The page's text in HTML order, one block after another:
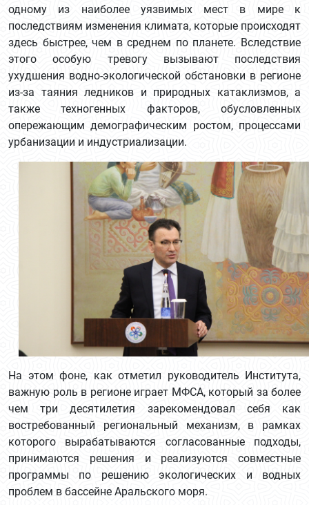
одному из наиболее уязвимых мест в мире к
последствиям изменения климата, которые происходят
здесь быстрее, чем в среднем по планете. Вследствие
этого особую тревогу вызывают последствия
ухудшения водно-экологической обстановки в регионе
из-за таяния ледников и природных катаклизмов, а
также техногенных факторов, обусловленных
опережающим демографическим ростом, процессами
урбанизации и индустриализации.
На этом фоне, как отметил руководитель Института,
важную роль в регионе играет МФСА, который за более
чем три десятилетия зарекомендовал себя как
востребованный региональный механизм, в рамках
которого вырабатываются согласованные подходы,
принимаются решения и реализуются совместные
программы по решению экологических и водных
проблем в бассейне Аральского моря.